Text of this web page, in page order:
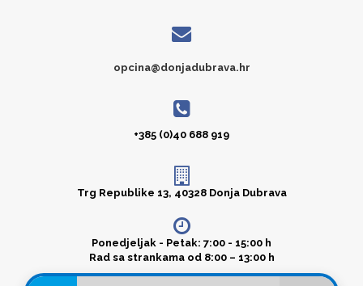
opcina@donjadubrava.hr
+385 (0)40 688 919
Trg Republike 13, 40328 Donja Dubrava
Ponedjeljak - Petak: 7:00 - 15:00 h
Rad sa strankama od 8:00 – 13:00 h